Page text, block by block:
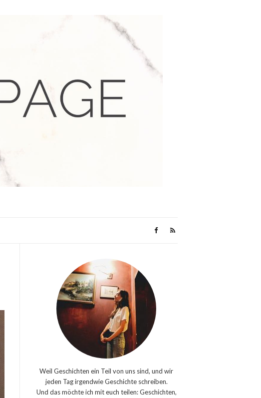
Weil Geschichten ein Teil von uns sind, und wir
jeden Tag irgendwie Geschichte schreiben.
Und das möchte ich mit euch teilen: Geschichten,